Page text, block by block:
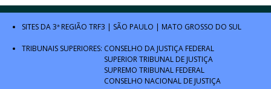
SITES DA 3ª REGIÃO TRF3 SÃO PAULO MATO GROSSO DO SUL
TRIBUNAIS SUPERIORES: CONSELHO DA JUSTIÇA FEDERAL
SUPERIOR TRIBUNAL DE JUSTIÇA
SUPREMO TRIBUNAL FEDERAL
CONSELHO NACIONAL DE JUSTIÇA